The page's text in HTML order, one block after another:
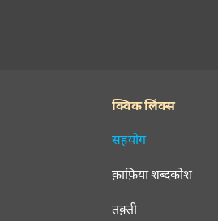
क्विक लिंक्स
सहयोग
क़ाफ़िया शब्दकोश
तक़्ती